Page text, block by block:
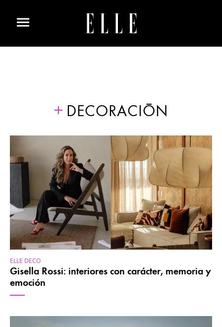
DECORACIÓN
ELLE DECO
Gisella Rossi: interiores con carácter, memoria y
emoción